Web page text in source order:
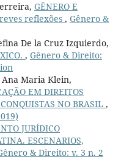
GÊNERO E
reflexões , Gênero &
De la Cruz Izquierdo,
, Gênero & Direito:
Maria Klein,
EM DIREITOS
NO BRASIL ,
JURÍDICO
ESCENARIOS,
& Direito: v. 3 n. 2